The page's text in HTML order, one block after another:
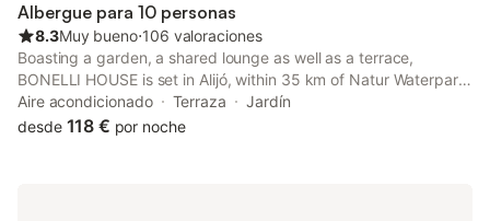
Albergue para 10 personas
8.3Muy bueno⋅106 valoraciones
Boasting a garden, a shared lounge as well as a terrace,
BONELLI HOUSE is set in Alijó, within 35 km of Natur Waterpark
and 41 km of Mateus Palace.
Aire acondicionado Terraza
Jardín
desde 118 € por noche